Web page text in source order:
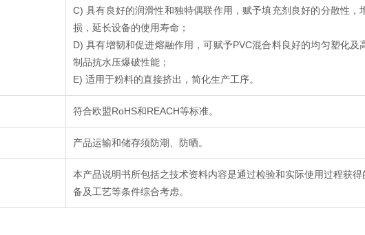
C) 具有良好的润滑性和独特偶联作用，赋予填充剂良好的分散性
损，延长设备的使用寿命；
D) 具有增韧和促进熔融作用，可赋予PVC混合料良好的均匀塑化
制品抗水压爆破性能；
E) 适用于粉料的直接挤出，简化生产工序。
符合欧盟RoHS和REACH等标准。
产品运输和储存须防潮、防晒。
本产品说明书所包括之技术资料内容是通过检验和实际使用过程获
备及工艺等条件综合考虑。